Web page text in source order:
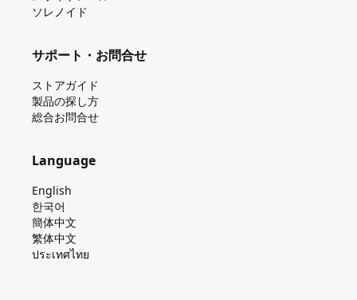
ソレノイド
サポート・お問合せ
ストアガイド
製品の探し⽅
総合お問合せ
Language
English
한국어
簡体中文
繁体中文
ประเทศไทย